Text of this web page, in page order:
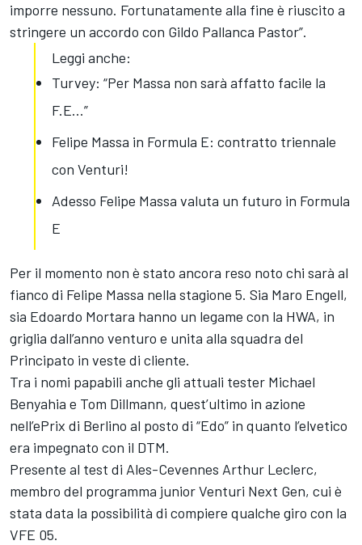
imporre nessuno. Fortunatamente alla fine è riuscito a
stringere un accordo con Gildo Pallanca Pastor”.
Leggi anche:
Turvey: “Per Massa non sarà affatto facile la
F.E...”
Felipe Massa in Formula E: contratto triennale
con Venturi!
Adesso Felipe Massa valuta un futuro in Formula
E
Per il momento non è stato ancora reso noto chi sarà al
fianco di Felipe Massa nella stagione 5. Sia Maro Engell,
sia Edoardo Mortara hanno un legame con la HWA, in
griglia dall’anno venturo e unita alla squadra del
Principato in veste di cliente.
Tra i nomi papabili anche gli attuali tester Michael
Benyahia e Tom Dillmann, quest’ultimo in azione
nell’ePrix di Berlino al posto di “Edo” in quanto l’elvetico
era impegnato con il DTM.
Presente al test di Ales-Cevennes Arthur Leclerc,
membro del programma junior Venturi Next Gen, cui è
stata data la possibilità di compiere qualche giro con la
VFE 05.